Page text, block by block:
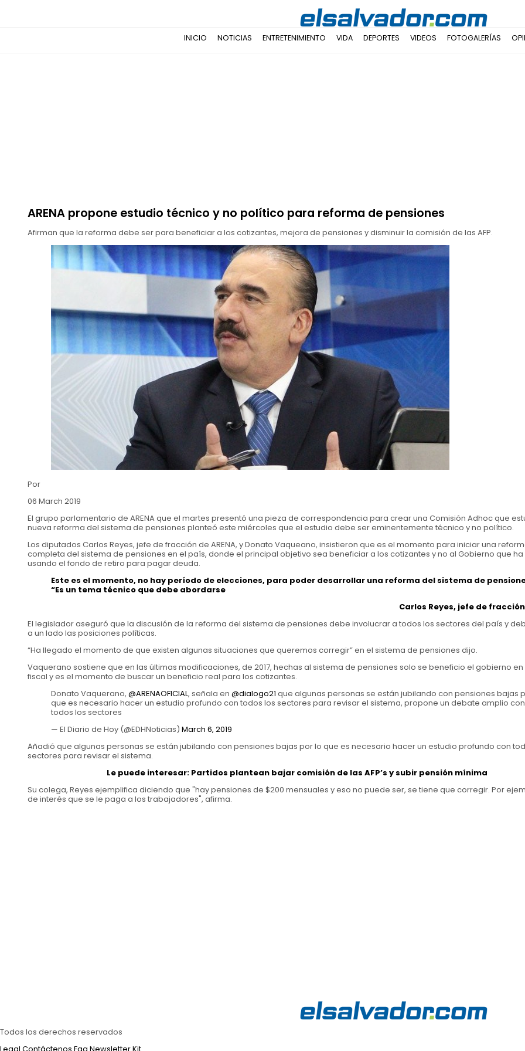
INICIO NOTICIAS ENTRETENIMIENTO VIDA DEPORTES VIDEOS FOTOGALERÍAS
ARENA propone estudio técnico y no político para reforma de pensiones
Afirman que la reforma debe ser para beneficiar a los cotizantes, mejora de pensiones y disminuir la comisión de las AFP.
Por
06 March 2019
El grupo parlamentario de ARENA que el martes presentó una pieza de correspondencia para crear una Comisión Adhoc que
nueva reforma del sistema de pensiones planteó este miércoles que el estudio debe ser eminentemente técnico y no político.
Los diputados Carlos Reyes, jefe de fracción de ARENA, y Donato Vaqueano, insistieron que es el momento para iniciar una
completa del sistema de pensiones en el país, donde el principal objetivo sea beneficiar a los cotizantes y no al Gobierno que
usando el fondo de retiro para pagar deuda.
Este es el momento, no hay período de elecciones, para poder desarrollar una reforma del sistema de
“Es un tema técnico que debe abordarse
Carlos Reyes, jefe de fracción
El legislador aseguró que la discusión de la reforma del sistema de pensiones debe involucrar a todos los sectores del país y
a un lado las posiciones políticas.
“Ha llegado el momento de que existen algunas situaciones que queremos corregir” en el sistema de pensiones dijo.
Vaquerano sostiene que en las últimas modificaciones, de 2017, hechas al sistema de pensiones solo se beneficio el gobierno
fiscal y es el momento de buscar un beneficio real para los cotizantes.
Donato Vaquerano, @ARENAOFICIAL, señala en @dialogo21 que algunas personas se están jubilando con pensiones bajas
que es necesario hacer un estudio profundo con todos los sectores para revisar el sistema, propone un debate amplio con
todos los sectores
— El Diario de Hoy (@EDHNoticias) March 6, 2019
Añadió que algunas personas se están jubilando con pensiones bajas por lo que es necesario hacer un estudio profundo con
sectores para revisar el sistema.
Le puede interesar: Partidos plantean bajar comisión de las AFP’s y subir pensión mínima
Su colega, Reyes ejemplifica diciendo que "hay pensiones de $200 mensuales y eso no puede ser, se tiene que corregir. Por
de interés que se le paga a los trabajadores", afirma.
Todos los derechos reservados